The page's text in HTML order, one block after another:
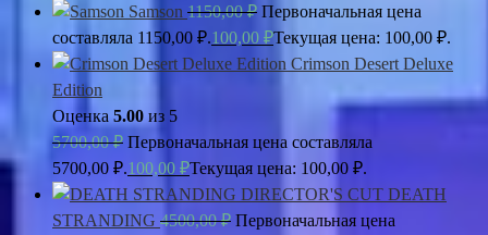
Samson 1150,00₽ Первоначальная цена
составляла 1150,00 ₽.100,00 ₽Текущая цена: 100,00 ₽.
Crimson Desert Deluxe
Edition
Оценка 5.00 из 5
5700,00₽ Первоначальная цена составляла
5700,00 ₽.100,00 ₽Текущая цена: 100,00 ₽.
DEATH
STRANDING 4500,00₽ Первоначальная цена